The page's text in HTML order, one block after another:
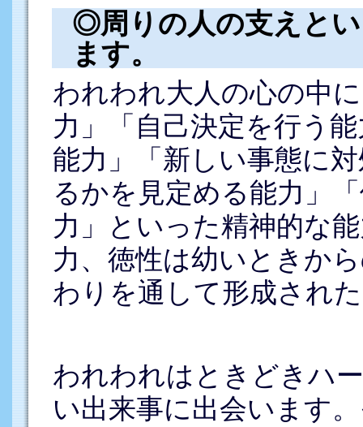
◎周りの人の支えと
ます。
われわれ大人の心の中
力」「自己決定を行う
能力」「新しい事態に
るかを見定める能力」
力」といった精神的な
力、徳性は幼いときか
わりを通して形成され
われわれはときどきハ
い出来事に出会います